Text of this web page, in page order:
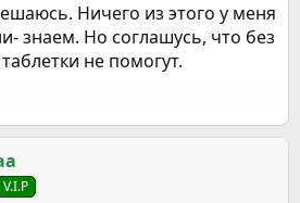
Ничего из этого у меня
знаем. Но соглашусь, что без
не помогут.
V.I.P